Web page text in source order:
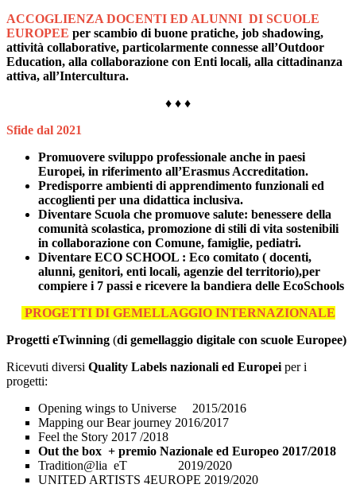
ACCOGLIENZA DOCENTI ED ALUNNI DI SCUOLE
EUROPEE per scambio di buone pratiche, job shadowing,
attività collaborative, particolarmente connesse all’Outdoor
Education, alla collaborazione con Enti locali, alla cittadinanza
attiva, all’Intercultura.
♦ ♦ ♦
Sfide dal 2021
Promuovere sviluppo professionale anche in paesi
Europei, in riferimento all’Erasmus Accreditation.
Predisporre ambienti di apprendimento funzionali ed
accoglienti per una didattica inclusiva.
Diventare Scuola che promuove salute: benessere della
comunità scolastica, promozione di stili di vita sostenibili
in collaborazione con Comune, famiglie, pediatri.
Diventare ECO SCHOOL : Eco comitato ( docenti,
alunni, genitori, enti locali, agenzie del territorio),per
compiere i 7 passi e ricevere la bandiera delle EcoSchools
PROGETTI DI GEMELLAGGIO INTERNAZIONALE
Progetti eTwinning (di gemellaggio digitale con scuole Europee)
Ricevuti diversi Quality Labels nazionali ed Europei per i
progetti:
Opening wings to Universe 2015/2016
Mapping our Bear journey 2016/2017
Feel the Story 2017 /2018
Out the box + premio Nazionale ed Europeo 2017/2018
Tradition@lia eT 2019/2020
UNITED ARTISTS 4EUROPE 2019/2020